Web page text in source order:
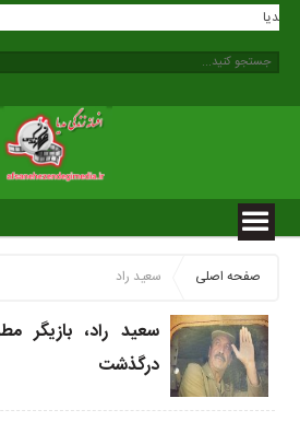
مدیا
صفحه اصلی سعید راد
سعید راد، بازیگر
درگذشت